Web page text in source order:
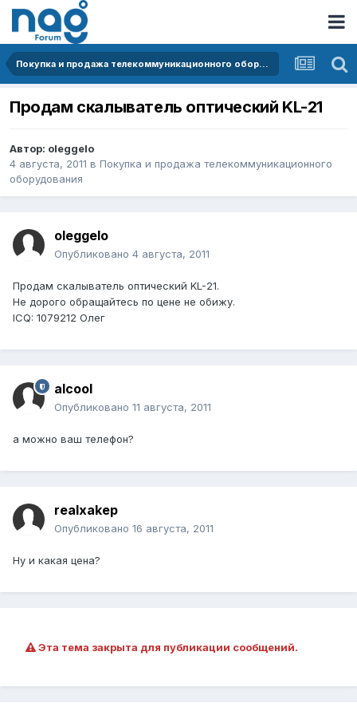
Покупка и продажа телекоммуникационного оборудования
Продам скалыватель оптический KL-21
Автор: oleggelo
4 августа, 2011 в Покупка и продажа телекоммуникационного
оборудования
oleggelo
Опубликовано 4 августа, 2011
Продам скалыватель оптический KL-21.
Не дорого обращайтесь по цене не обижу.
ICQ: 1079212 Олег
alcool
Опубликовано 11 августа, 2011
а можно ваш телефон?
realxakep
Опубликовано 16 августа, 2011
Ну и какая цена?
Эта тема закрыта для публикации сообщений.